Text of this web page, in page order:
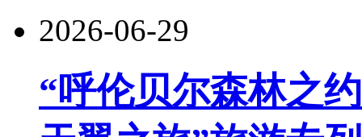
2026-06-29
“呼伦贝尔森林之